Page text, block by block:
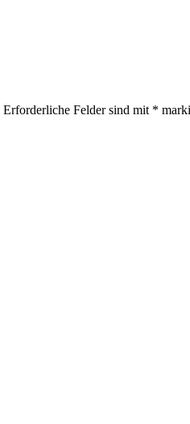
Erforderliche Felder sind mit *